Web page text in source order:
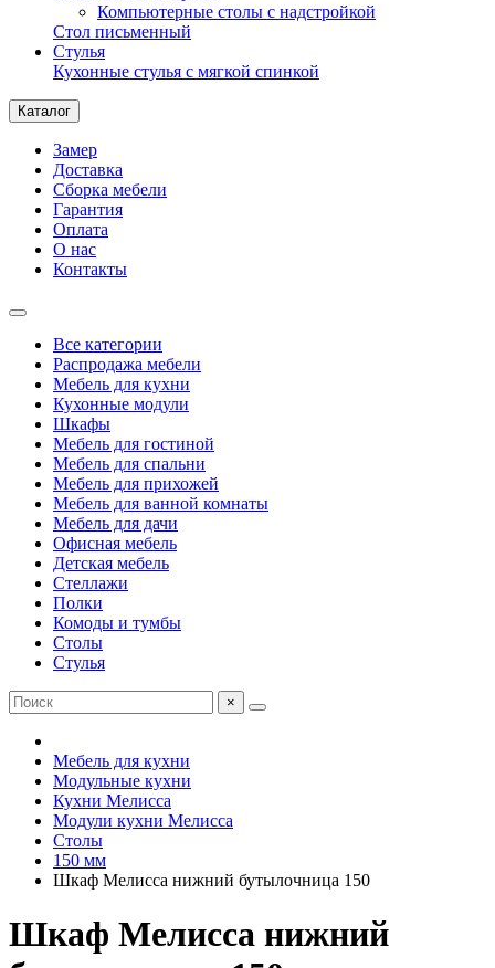
Компьютерные столы с надстройкой
Стол письменный
Стулья
Кухонные стулья с мягкой спинкой
Каталог
Замер
Доставка
Сборка мебели
Гарантия
Оплата
О нас
Контакты
Все категории
Распродажа мебели
Мебель для кухни
Кухонные модули
Шкафы
Мебель для гостиной
Мебель для спальни
Мебель для прихожей
Мебель для ванной комнаты
Мебель для дачи
Офисная мебель
Детская мебель
Стеллажи
Полки
Комоды и тумбы
Столы
Стулья
×
Мебель для кухни
Модульные кухни
Кухни Мелисса
Модули кухни Мелисса
Столы
150 мм
Шкаф Мелисса нижний бутылочница 150
Шкаф Мелисса нижний